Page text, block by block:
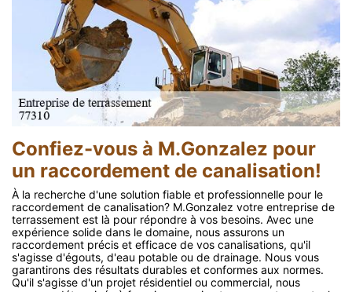
Confiez-vous à M.Gonzalez pour
un raccordement de canalisation!
À la recherche d'une solution fiable et professionnelle pour le
raccordement de canalisation? M.Gonzalez votre entreprise de
terrassement est là pour répondre à vos besoins. Avec une
expérience solide dans le domaine, nous assurons un
raccordement précis et efficace de vos canalisations, qu'il
s'agisse d'égouts, d'eau potable ou de drainage. Nous vous
garantirons des résultats durables et conformes aux normes.
Qu'il s'agisse d'un projet résidentiel ou commercial, nous